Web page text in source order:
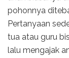
pohonnya
Pertanyaan
tua atau guru
lalu mengajak